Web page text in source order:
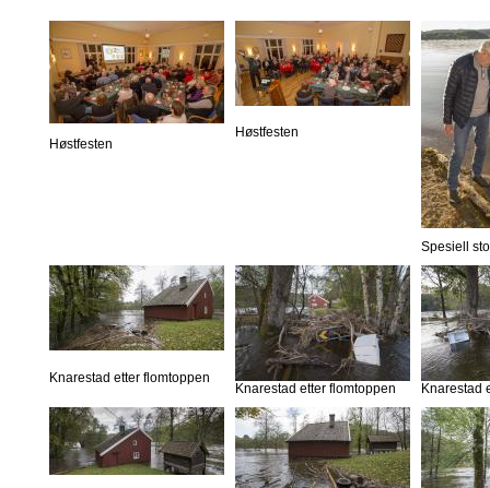
Høstfesten
Høstfesten
Spesiell
Knarestad etter flomtoppen
Knarestad etter flomtoppen Knarestad